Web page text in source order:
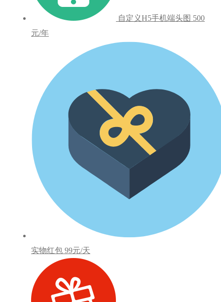
自定义H5手机端头图 500
元/年
实物红包 99元/天